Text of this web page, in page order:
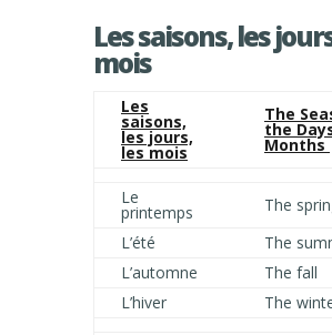
Les saisons, les
mois
Les
saisons,
les jours,
les mois
The
the
Months
Le
printemps
The
L’été
The
L’automne
The fall
L’hiver
The